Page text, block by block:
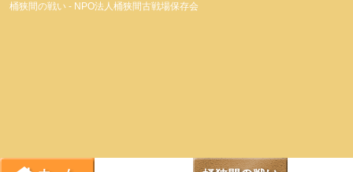
桶狭間の戦い - NPO法人桶狭間古戦場保存会